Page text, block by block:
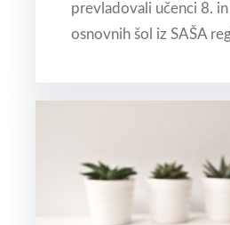
prevladovali učenci 8.
osnovnih šol iz SAŠA